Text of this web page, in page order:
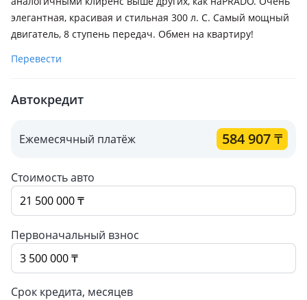
элегантная, красивая и стильная 300 л. С. Самый мощный
двигатель, 8 ступень передач. Обмен на квартиру!
Перевести
Автокредит
Ежемесячный платёж 584 907₸
Стоимость авто
Первоначальный взнос
Срок кредита, месяцев